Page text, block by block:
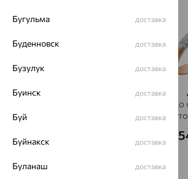
29
Бугульма доставка
Буденновск доставка
Бузулук доставка
Буинск доставка
Буй доставка
Буйнакск доставка
Буланаш доставка